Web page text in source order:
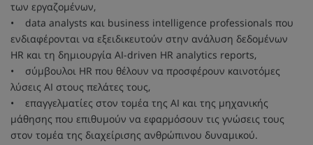
των εργαζομένων,
• data analysts και business intelligence professionals που
ενδιαφέρονται να εξειδικευτούν στην ανάλυση δεδομένων
HR και τη δημιουργία AI-driven HR analytics reports,
• σύμβουλοι HR που θέλουν να προσφέρουν καινοτόμες
λύσεις AI στους πελάτες τους,
• επαγγελματίες στον τομέα της AI και της μηχανικής
μάθησης που επιθυμούν να εφαρμόσουν τις γνώσεις τους
στον τομέα της διαχείρισης ανθρώπινου δυναμικού.